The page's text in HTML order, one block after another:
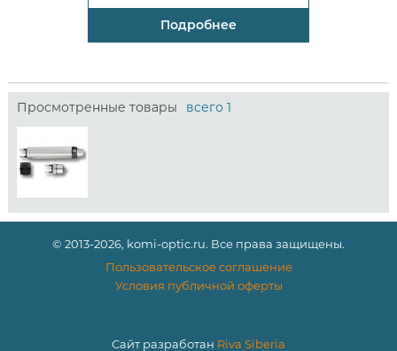
Подробнее
Просмотренные товары всего 1
© 2013-2026, komi-optic.ru. Все права защищены.
Пользовательское соглашение
Условия публичной оферты
Сайт разработан Riva Siberia